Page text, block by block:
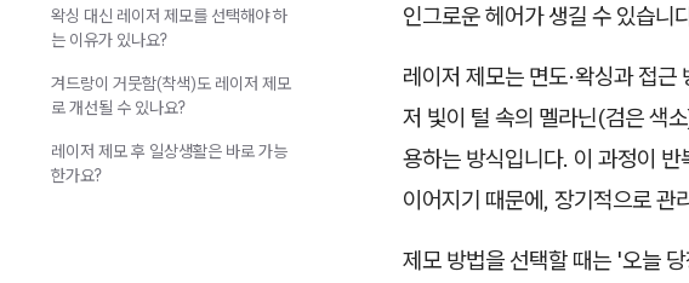
인그로운 헤어가 생길 수 있습니
레이저 제모는 면도·왁싱과 접
저 빛이 털 속의 멜라닌(검은 색
용하는 방식입니다. 이 과정이
이어지기 때문에, 장기적으로 관
제모 방법을 선택할 때는 '오늘
왁싱 대신 레이저 제모를 선택해야 하
는 이유가 있나요?
겨드랑이 거뭇함(착색)도 레이저 제모
로 개선될 수 있나요?
레이저 제모 후 일상생활은 바로 가능
한가요?